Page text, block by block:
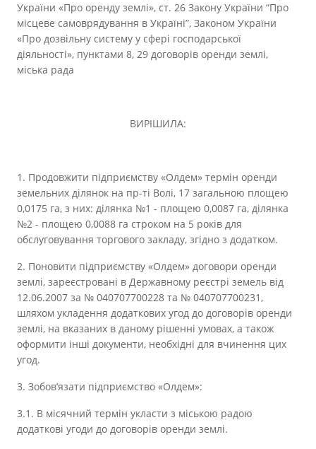
України «Про оренду землі», ст. 26 Закону України “Про
місцеве самоврядування в Україні”, Законом України
«Про дозвільну систему у сфері господарської
діяльності», пунктами 8, 29 договорів оренди землі,
міська рада
ВИРІШИЛА:
1. Продовжити підприємству «Олдем» термін оренди
земельних ділянок на пр-ті Волі, 17 загальною площею
0,0175 га, з них: ділянка №1 - площею 0,0087 га, ділянка
№2 - площею 0,0088 га строком на 5 років для
обслуговування торгового закладу, згідно з додатком.
2. Поновити підприємству «Олдем» договори оренди
землі, зареєстровані в Державному реєстрі земель від
12.06.2007 за № 040707700228 та № 040707700231,
шляхом укладення додаткових угод до договорів оренди
землі, на вказаних в даному рішенні умовах, а також
оформити інші документи, необхідні для вчинення цих
угод.
3. Зобов’язати підприємство «Олдем»:
3.1. В місячний термін укласти з міською радою
додаткові угоди до договорів оренди землі.